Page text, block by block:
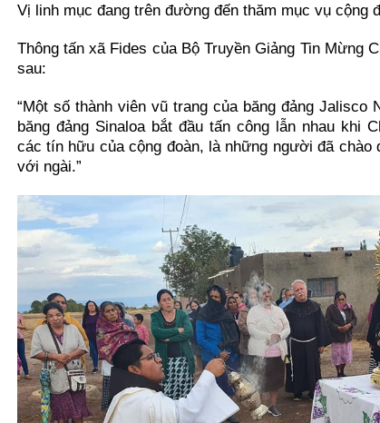
Vị linh mục đang trên đường đến thăm mục vụ cộng
Thông tấn xã Fides của Bộ Truyền Giảng Tin Mừng
sau:
“Một số thành viên vũ trang của băng đảng Jalisco
băng đảng Sinaloa bắt đầu tấn công lẫn nhau khi
các tín hữu của cộng đoàn, là những người đã chào
với ngài.”